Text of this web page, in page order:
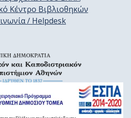
Κέντρο Βιβλιοθηκών
/ Helpdesk